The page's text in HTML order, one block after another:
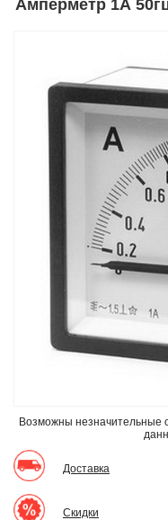
Амперметр 1А
Возможны незначительные
Доставка
Скидки